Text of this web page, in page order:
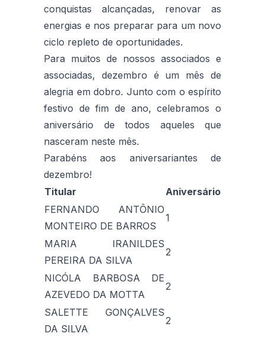
conquistas alcançadas, renovar as
energias e nos preparar para um novo
ciclo repleto de oportunidades.
Para muitos de nossos associados e
associadas, dezembro é um mês de
alegria em dobro. Junto com o espírito
festivo de fim de ano, celebramos o
aniversário de todos aqueles que
nasceram neste mês.
Parabéns aos aniversariantes de
dezembro!
Titular
Aniversário
FERNANDO ANTÔNIO
MONTEIRO DE BARROS
1
MARIA IRANILDES
PEREIRA DA SILVA
2
NICÓLA BARBOSA DE
AZEVEDO DA MOTTA
2
SALETTE GONÇALVES
DA SILVA
2